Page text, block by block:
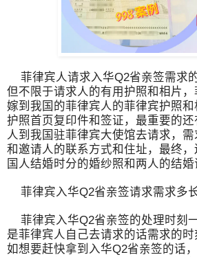
菲律宾人请求入华Q2省亲签需求
但不限于请求人的有用护照和相片
嫁到我国的菲律宾人的菲律宾护照
护照首页复印件和签证，最重要的
人到我国驻菲律宾大使馆去请求，
和邀请人的联系方式和住址，最终
国人结婚时分的婚纱照和两人的结婚
菲律宾入华Q2省亲签请求需求多
菲律宾入华Q2省亲签的处理时刻
是菲律宾人自己去请求的话需求的
如想要赶快拿到入华Q2省亲签的话